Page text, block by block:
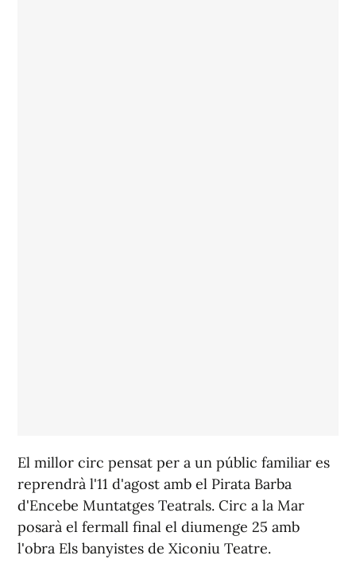
El millor circ pensat per a un públic familiar es
reprendrà l'11 d'agost amb el Pirata Barba
d'Encebe Muntatges Teatrals. Circ a la Mar
posarà el fermall final el diumenge 25 amb
l'obra Els banyistes de Xiconiu Teatre.